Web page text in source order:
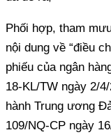
Phối hợp, tham
nội dung về “điều
phiếu của ngân
18-KL/TW ngày 2/
hành Trung ương
109/NQ-CP ngày